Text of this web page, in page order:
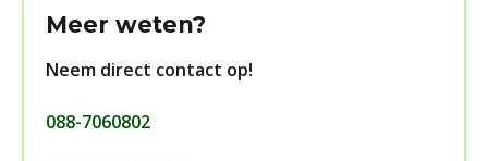
Meer weten?
Neem direct contact op!
088-7060802